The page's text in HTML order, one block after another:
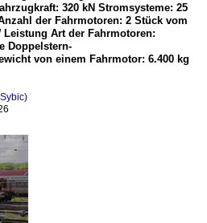
320 kN Stromsysteme: 25
der Fahrmotoren: 2 Stück vom
Leistung Art der Fahrmotoren:
Doppelstern-
von einem Fahrmotor: 6.400 kg